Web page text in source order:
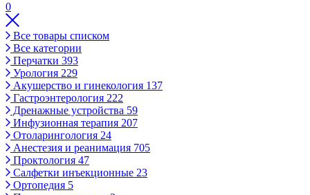
0
Все товары списком
Все категории
Перчатки 393
Урология 229
Акушерство и гинекология 137
Гастроэнтерология 222
Дренажные устройства 59
Инфузионная терапия 207
Отоларингология 24
Анестезия и реанимация 705
Проктология 47
Салфетки инъекционные 23
Ортопедия 5